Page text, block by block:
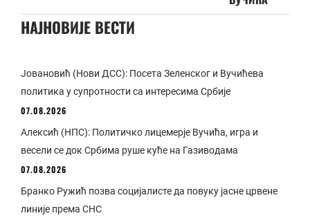
НАЈНОВИЈЕ ВЕСТИ
Јовановић (Нови ДСС): Посета Зеленског и Вучићева
политика у супротности са интересима Србије
07.08.2026
Алексић (НПС): Политичко лицемерје Вучића, игра и
весели се док Србима руше куће на Газиводама
07.08.2026
Бранко Ружић позва социјалисте да повуку јасне црвене
линије према СНС